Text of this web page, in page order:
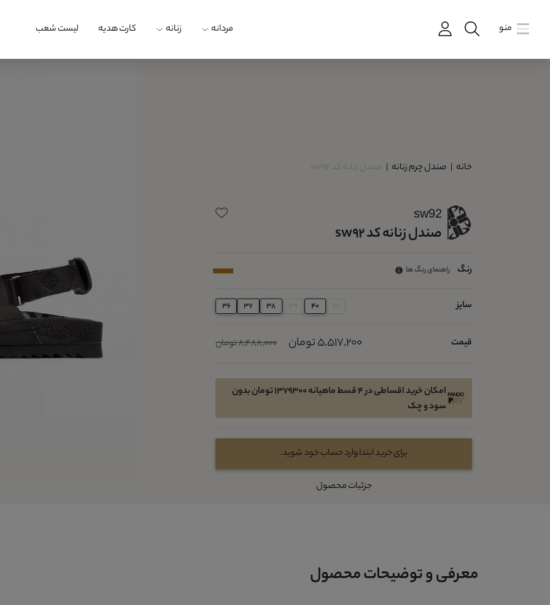
منو مردانه زنانه کارت هدیه لیست شعب
خانه | صندل چرم زنانه | صندل زنانه کد sw92
sw92
صندل زنانه کد sw92
رنگ راهنمای رنگ ها
سایز 36 37 38 40
قیمت 5,517,200 تومان 8,488,000 تومان
امکان خرید اقساطی در 4 قسط ماهیانه 1379300 تومان بدون
سود و چک
برای خرید ابتدا وارد حساب خود شوید.
جزئیات محصول
معرفی و توضیحات محصول